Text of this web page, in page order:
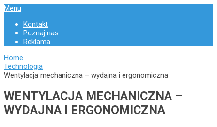
Menu
Kontakt
Poznaj nas
Reklama
Home
Technologia
Wentylacja mechaniczna – wydajna i ergonomiczna
WENTYLACJA MECHANICZNA –
WYDAJNA I ERGONOMICZNA